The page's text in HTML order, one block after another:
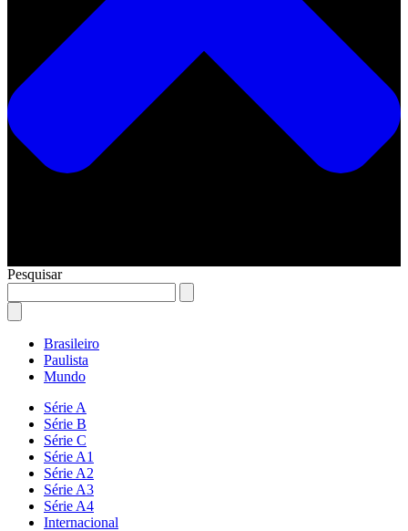
Pesquisar
Brasileiro
Paulista
Mundo
Série A
Série B
Série C
Série A1
Série A2
Série A3
Série A4
Internacional